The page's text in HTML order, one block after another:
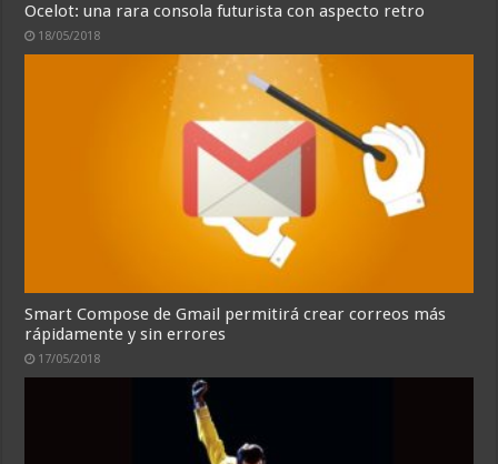
Ocelot: una rara consola futurista con aspecto retro
18/05/2018
Smart Compose de Gmail permitirá crear correos más
rápidamente y sin errores
17/05/2018